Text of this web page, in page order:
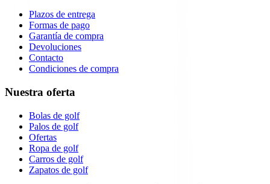
Plazos de entrega
Formas de pago
Garantía de compra
Devoluciones
Contacto
Condiciones de compra
Nuestra oferta
Bolas de golf
Palos de golf
Ofertas
Ropa de golf
Carros de golf
Zapatos de golf